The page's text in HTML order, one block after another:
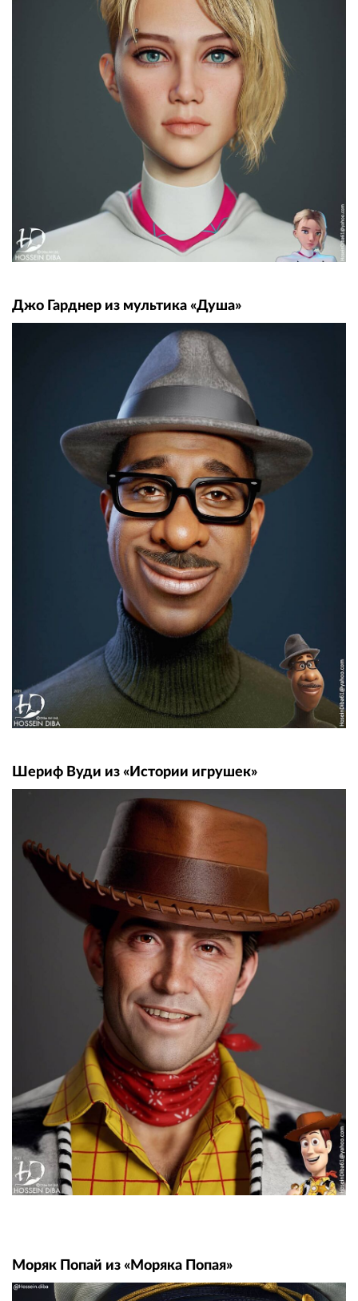
Джо Гарднер из мультика «Душа»
Шериф Вуди из «Истории игрушек»
Моряк Попай из «Моряка Попая»